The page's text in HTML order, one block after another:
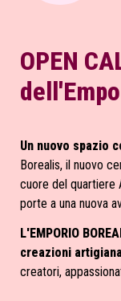
OPEN
Un nuovo spazio
Borealis, il nuovo
cuore del quartiere
porte a una nuova
L'EMPORIO
creazioni
creatori,